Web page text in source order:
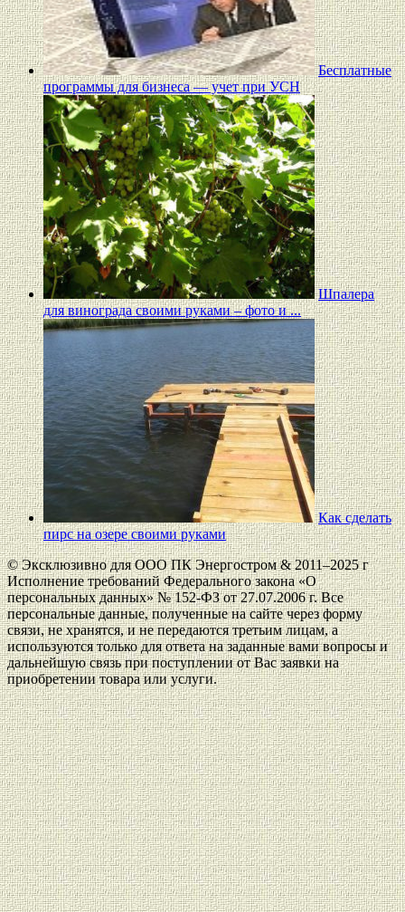
Бесплатные
программы для бизнеса — учет при УСН
Шпалера
для винограда своими руками – фото и ...
Как сделать
пирс на озере своими руками
© Эксклюзивно для ООО ПК Энергостром & 2011–2025 г
Исполнение требований Федерального закона «О
персональных данных» № 152-ФЗ от 27.07.2006 г. Все
персональные данные, полученные на сайте через форму
связи, не хранятся, и не передаются третьим лицам, а
используются только для ответа на заданные вами вопросы и
дальнейшую связь при поступлении от Вас заявки на
приобретении товара или услуги.